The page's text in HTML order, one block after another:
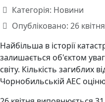
Категорія: Новини
Опубліковано: 26
Найбільша в історії
залишається об'єктом
світу. Кількість загиблих
Чорнобильській АЕС